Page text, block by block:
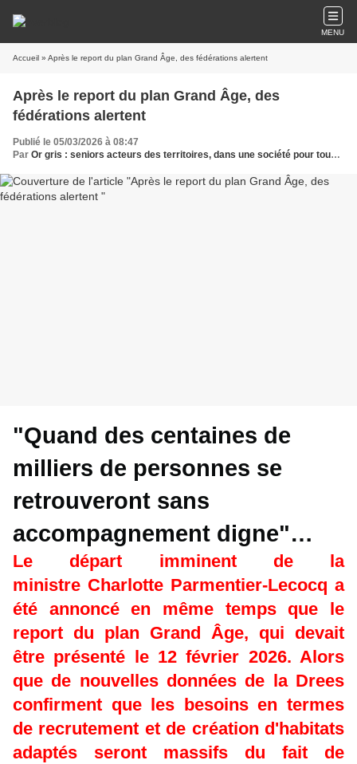
MENU
Accueil » Après le report du plan Grand Âge, des fédérations alertent
Après le report du plan Grand Âge, des
fédérations alertent
Publié le 05/03/2026 à 08:47
Par Or gris : seniors acteurs des territoires, dans une société pour tous les âges
"Quand des centaines de
milliers de personnes se
retrouveront sans
accompagnement digne"…
Le départ imminent de la
ministre Charlotte Parmentier-Lecocq a
été annoncé en même temps que le
report du plan Grand Âge, qui devait
être présenté le 12 février 2026. Alors
que de nouvelles données de la Drees
confirment que les besoins en termes
de recrutement et de création d'habitats
adaptés seront massifs du fait de